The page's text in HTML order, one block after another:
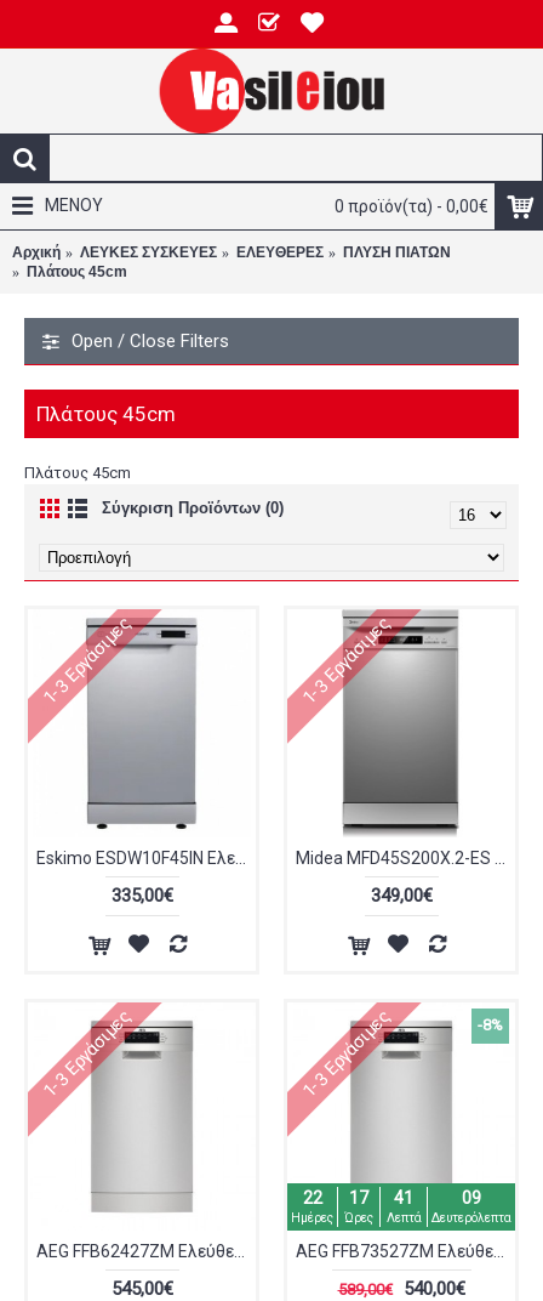
0 προϊόν(τα) - 0,00€
ΜΕΝΟΥ
Αρχική ΛΕΥΚΕΣ ΣΥΣΚΕΥΕΣ ΕΛΕΥΘΕΡΕΣ
ΠΛΥΣΗ ΠΙΑΤΩΝ
Πλάτους 45cm
Open / Close Filters
Πλάτους 45cm
Πλάτους 45cm
Σύγκριση Προϊόντων (0)
1-3 Εργάσιμες
335,00€
1-3 Εργάσιμες
349,00€
1-3 Εργάσιμες
545,00€
-8%
1-3 Εργάσιμες
22
Ημέρες
17
Ώρες
41
Λεπτά
09
Δευτερόλεπτα
589,00€ 540,00€